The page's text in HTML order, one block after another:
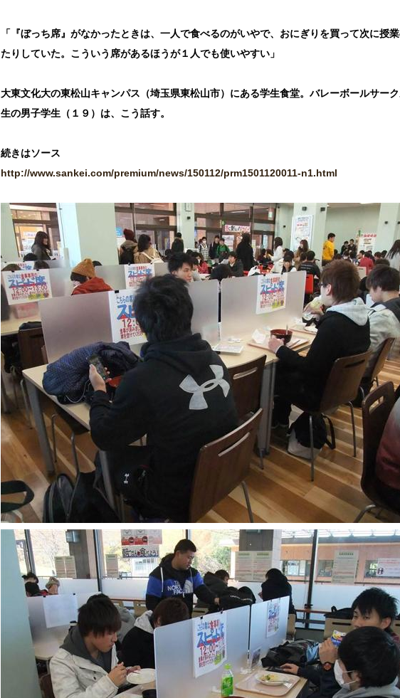
「『ぼっち席』がなかったときは、一人で食べるのがいやで、おにぎりを買って次に授
たりしていた。こういう席があるほうが１人でも使いやすい」
大東文化大の東松山キャンパス（埼玉県東松山市）にある学生食堂。バレーボールサー
生の男子学生（１９）は、こう話す。
http://www.sankei.com/premium/news/150112/prm1501120011-n1.html